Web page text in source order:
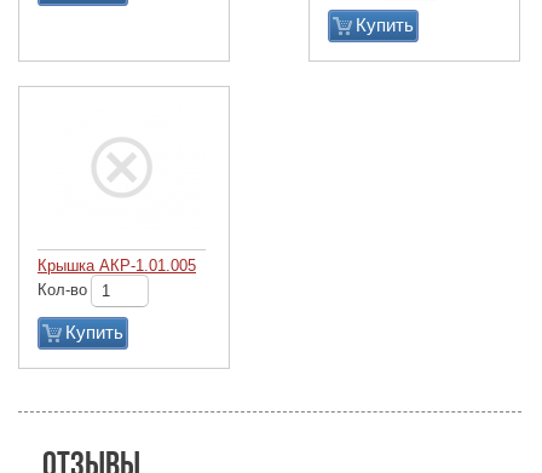
Купить
Крышка АКР-1.01.005
Кол-во
Купить
Отзывы